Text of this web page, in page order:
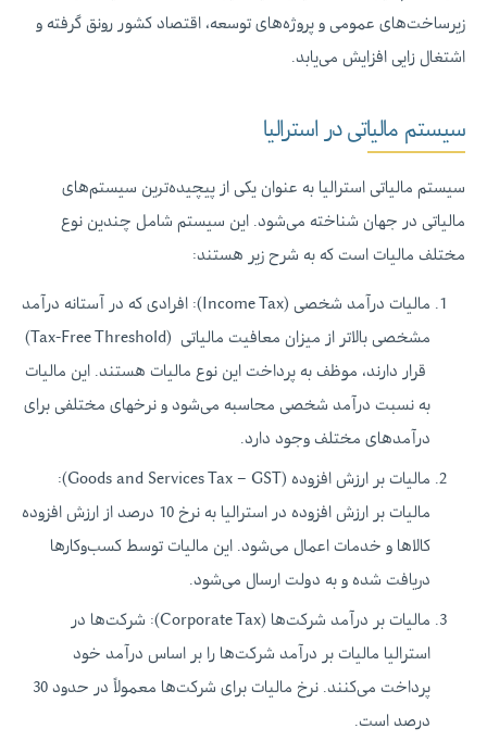
زیرساخت‌های عمومی و پروژه‌های توسعه، اقتصاد کشور رونق گرفته و
اشتغال زایی افزایش می‌یابد.
سیستم مالیاتی در استرالیا
سیستم مالیاتی استرالیا به عنوان یکی از پیچیده‌ترین سیستم‌های
مالیاتی در جهان شناخته می‌شود. این سیستم شامل چندین نوع
مختلف مالیات است که به شرح زیر هستند:
مالیات درآمد شخصی (Income Tax): افرادی که در آستانه درآمد
مشخصی بالاتر از میزان معافیت مالیاتی (Tax-Free Threshold)
قرار دارند، موظف به پرداخت این نوع مالیات هستند. این مالیات
به نسبت درآمد شخصی محاسبه می‌شود و نرخهای مختلفی برای
درآمدهای مختلف وجود دارد.
مالیات بر ارزش افزوده (Goods and Services Tax – GST):
مالیات بر ارزش افزوده در استرالیا به نرخ 10 درصد از ارزش افزوده
کالاها و خدمات اعمال می‌شود. این مالیات توسط کسب‌وکارها
دریافت شده و به دولت ارسال می‌شود.
مالیات بر درآمد شرکت‌ها (Corporate Tax): شرکت‌ها در
استرالیا مالیات بر درآمد شرکت‌ها را بر اساس درآمد خود
پرداخت می‌کنند. نرخ مالیات برای شرکت‌ها معمولاً در حدود 30
درصد است.